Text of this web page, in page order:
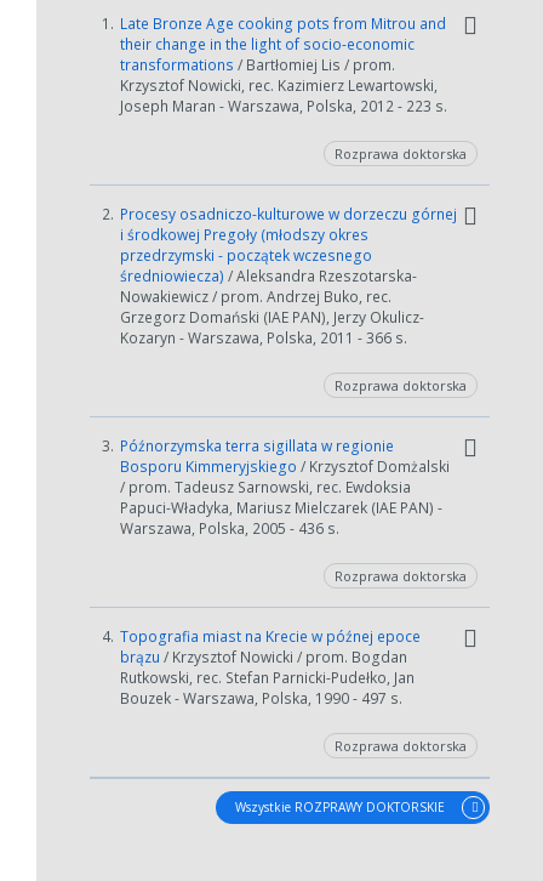
1. Late Bronze Age cooking pots from Mitrou and
their change in the light of socio-economic
transformations / Bartłomiej Lis / prom.
Krzysztof Nowicki, rec. Kazimierz Lewartowski,
Joseph Maran - Warszawa, Polska, 2012 - 223 s.
Rozprawa doktorska
2. Procesy osadniczo-kulturowe w dorzeczu górnej
i środkowej Pregoły (młodszy okres
przedrzymski - początek wczesnego
średniowiecza) / Aleksandra Rzeszotarska-
Nowakiewicz / prom. Andrzej Buko, rec.
Grzegorz Domański (IAE PAN), Jerzy Okulicz-
Kozaryn - Warszawa, Polska, 2011 - 366 s.
Rozprawa doktorska
3. Późnorzymska terra sigillata w regionie
Bosporu Kimmeryjskiego / Krzysztof Domżalski
/ prom. Tadeusz Sarnowski, rec. Ewdoksia
Papuci-Władyka, Mariusz Mielczarek (IAE PAN) -
Warszawa, Polska, 2005 - 436 s.
Rozprawa doktorska
4. Topografia miast na Krecie w późnej epoce
brązu / Krzysztof Nowicki / prom. Bogdan
Rutkowski, rec. Stefan Parnicki-Pudełko, Jan
Bouzek - Warszawa, Polska, 1990 - 497 s.
Rozprawa doktorska
Wszystkie ROZPRAWY DOKTORSKIE